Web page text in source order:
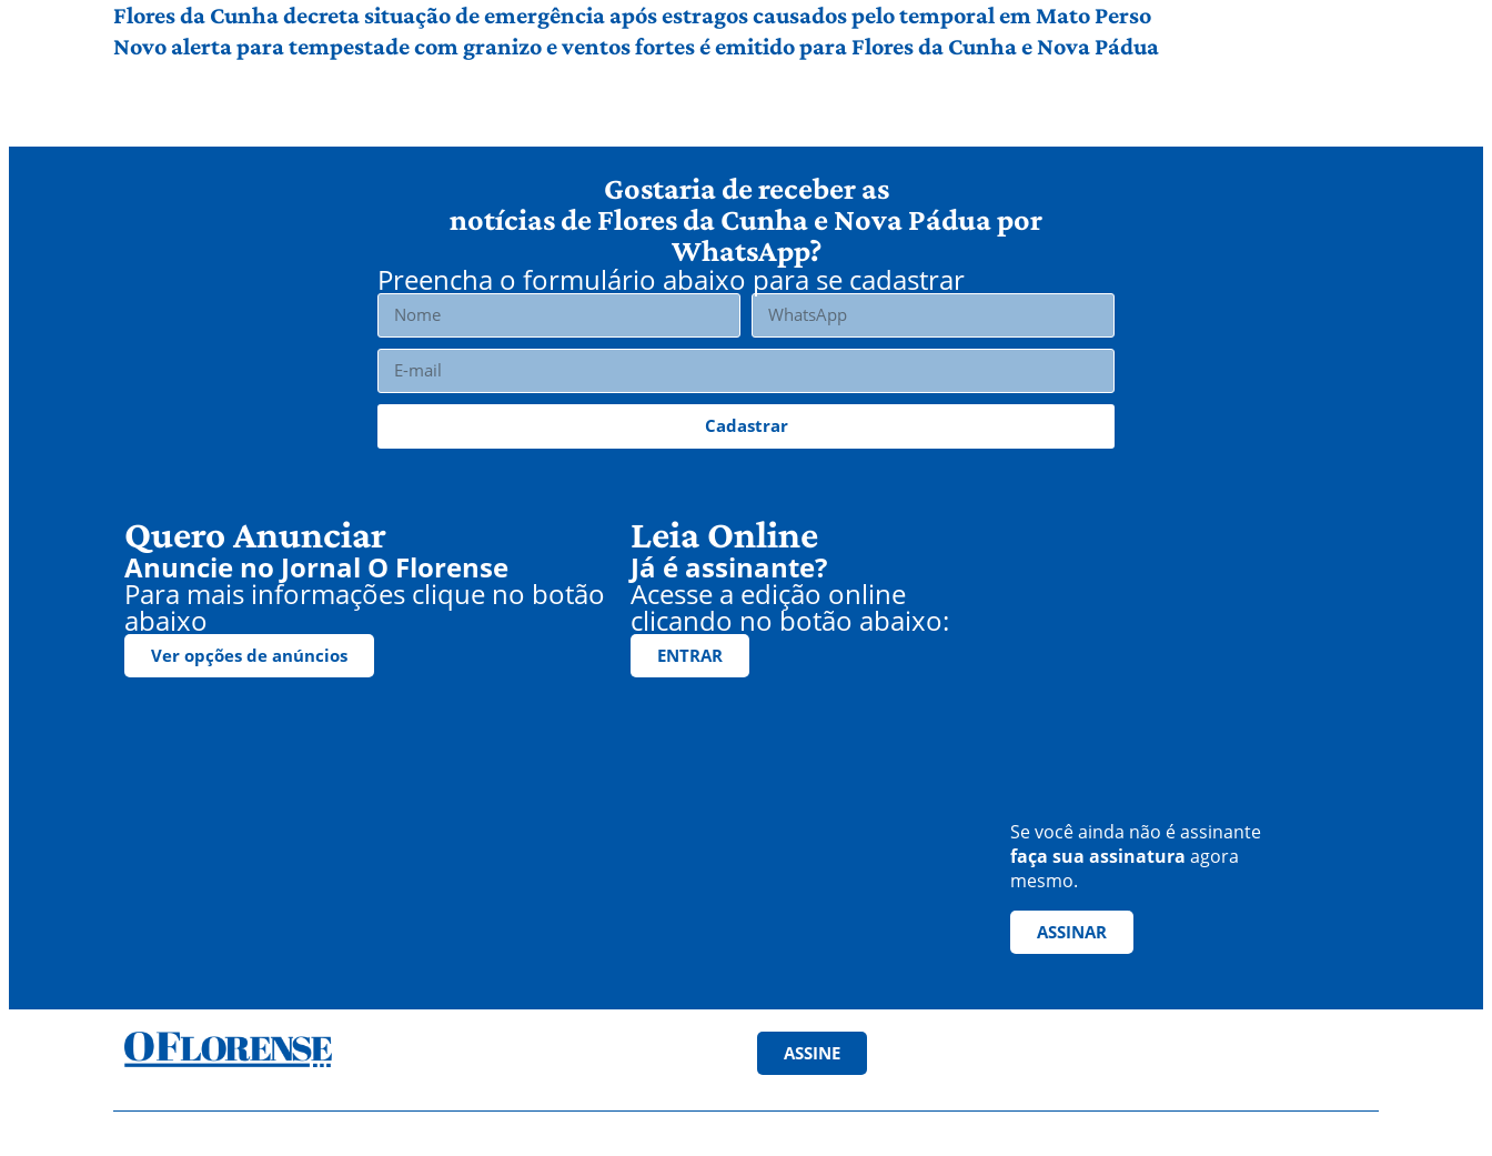
Flores da Cunha decreta situação de emergência após estragos causados pelo temporal em Mato Perso
Novo alerta para tempestade com granizo e ventos fortes é emitido para Flores da Cunha e Nova Pádua
Gostaria de receber as
notícias de Flores da Cunha e Nova Pádua por
WhatsApp?
Preencha o formulário abaixo para se cadastrar
Cadastrar
Quero Anunciar
Anuncie no Jornal O Florense
Para mais informações clique no botão
abaixo
Ver opções de anúncios
Leia Online
Já é assinante?
Acesse a edição online
clicando no botão abaixo:
ENTRAR
Se você ainda não é assinante
faça sua assinatura agora
mesmo.
ASSINAR
ASSINE